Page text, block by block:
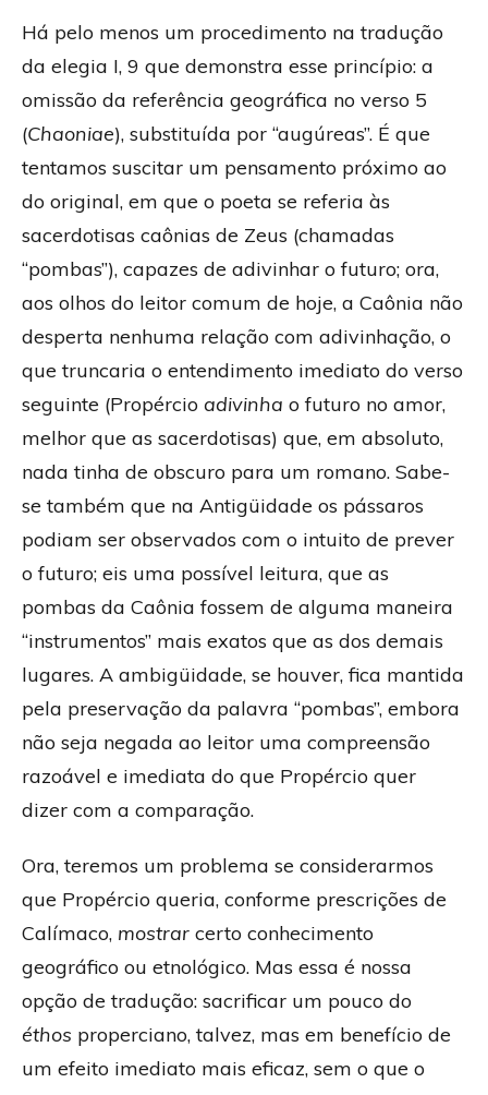
Há pelo menos um procedimento na tradução
da elegia I, 9 que demonstra esse princípio: a
omissão da referência geográfica no verso 5
(Chaoniae), substituída por “augúreas”. É que
tentamos suscitar um pensamento próximo ao
do original, em que o poeta se referia às
sacerdotisas caônias de Zeus (chamadas
“pombas”), capazes de adivinhar o futuro; ora,
aos olhos do leitor comum de hoje, a Caônia não
desperta nenhuma relação com adivinhação, o
que truncaria o entendimento imediato do verso
seguinte (Propércio adivinha o futuro no amor,
melhor que as sacerdotisas) que, em absoluto,
nada tinha de obscuro para um romano. Sabe-
se também que na Antigüidade os pássaros
podiam ser observados com o intuito de prever
o futuro; eis uma possível leitura, que as
pombas da Caônia fossem de alguma maneira
“instrumentos” mais exatos que as dos demais
lugares. A ambigüidade, se houver, fica mantida
pela preservação da palavra “pombas”, embora
não seja negada ao leitor uma compreensão
razoável e imediata do que Propércio quer
dizer com a comparação.
Ora, teremos um problema se considerarmos
que Propércio queria, conforme prescrições de
Calímaco, mostrar certo conhecimento
geográfico ou etnológico. Mas essa é nossa
opção de tradução: sacrificar um pouco do
éthos properciano, talvez, mas em benefício de
um efeito imediato mais eficaz, sem o que o